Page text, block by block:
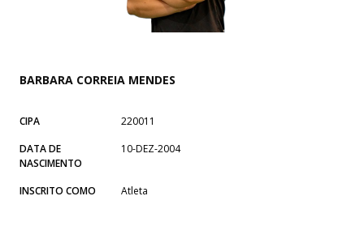
BARBARA CORREIA MENDES
CIPA
220011
DATA DE
NASCIMENTO
10-DEZ-2004
INSCRITO COMO Atleta